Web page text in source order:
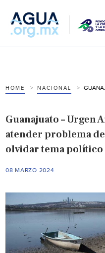
HOME NACIONAL
Guanajuato – Urgen
atender problema
olvidar tema político
08 MARZO 2024